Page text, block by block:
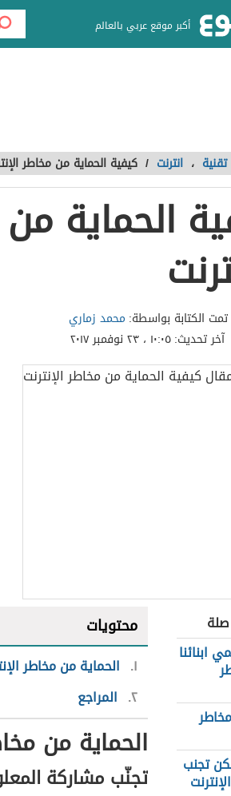
أكبر موقع عربي بالعالم
تقنية ، انترنت / كيفية الحماية من مخاطر
الحماية
تمت الكتابة بواسطة: محمد زماري
آخر تحديث:١٠:٠٥ ، ٢٣ نوفمبر ٢٠١٧
ابنائنا
تجنب
محتويات
١ الحماية من مخاطر
٢ المراجع
الحماية من
تجنّب مشاركة